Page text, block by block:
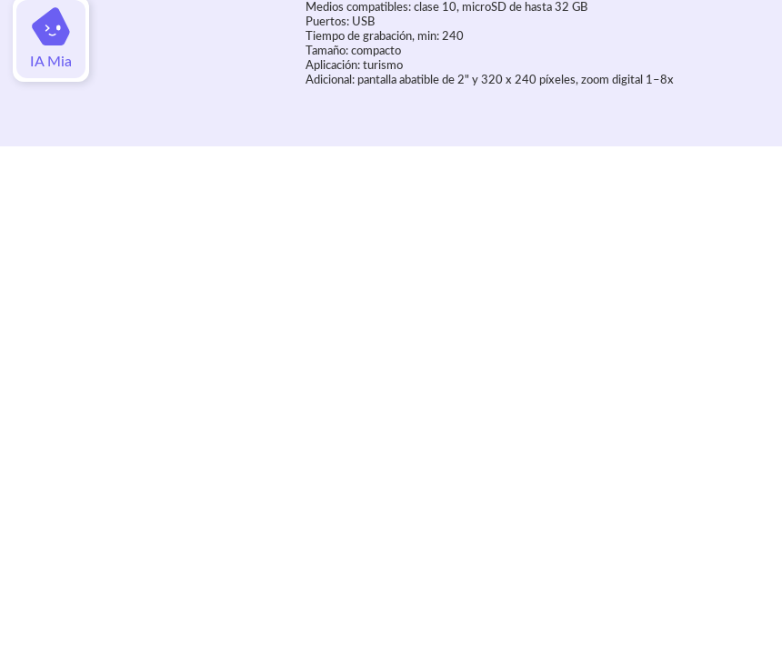
IA Mia
Medios compatibles: clase 10, microSD de hasta 32 GB
Puertos: USB
Tiempo de grabación, min: 240
Tamaño: compacto
Aplicación: turismo
Adicional: pantalla abatible de 2" y 320 x 240 píxeles, zoom digital 1–8x